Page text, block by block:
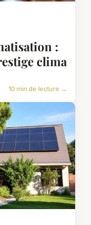
:
clima
10 min de lecture →